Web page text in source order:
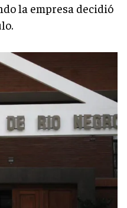
la empresa decidió